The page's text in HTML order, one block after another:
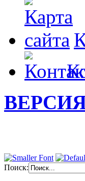
Поиск: